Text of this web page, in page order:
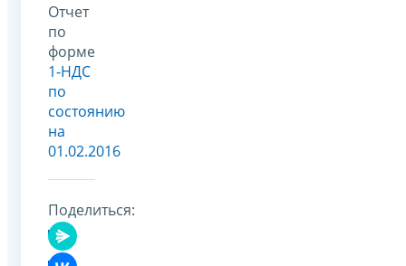
Отчет
по
форме
1-НДС
по
состоянию
на
01.02.2016
Поделиться: